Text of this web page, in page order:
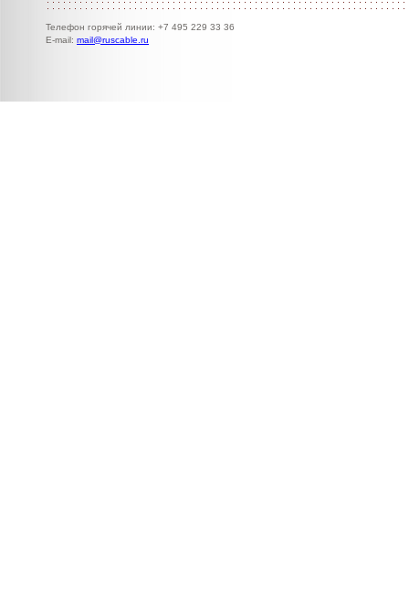
Телефон горячей линии: +7 495 229 33 36
E-mail: mail@ruscable.ru